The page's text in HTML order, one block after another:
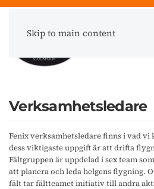
Skip to main content
Verksamhetsledare
Fenix verksamhetsledare finns i vad
dess viktigaste uppgift är att drifta
Fältgruppen är uppdelad i sex team
att planera och leda helgens flygning.
fält tar fältteamet initiativ till andra